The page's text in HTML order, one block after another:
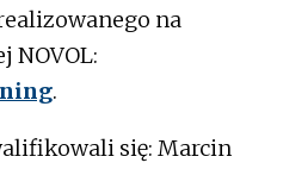
na
NOVOL:
.
się: Marcin